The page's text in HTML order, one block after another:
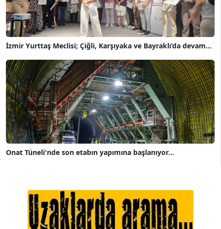
İzmir Yurttaş Meclisi; Çiğli, Karşıyaka ve Bayraklı’da devam...
Onat Tüneli'nde son etabın yapımına başlanıyor...